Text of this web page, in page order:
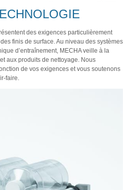
des exigences particulièrement
finis de surface. Au niveau des systèmes
d’entraînement, MECHA veille à la
aux produits de nettoyage. Nous
de vos exigences et vous soutenons
faire.